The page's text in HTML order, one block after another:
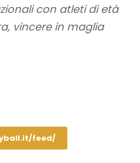
con atleti di età
vincere in maglia
feed/